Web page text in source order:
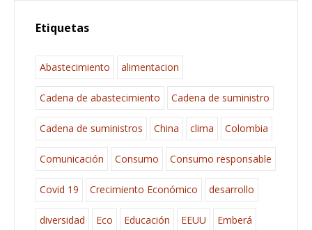
Etiquetas
Abastecimiento alimentacion
Cadena de abastecimiento Cadena de suministro
Cadena de suministros China clima Colombia
Comunicación Consumo Consumo responsable
Covid 19 Crecimiento Económico desarrollo
diversidad Eco Educación EEUU Emberá